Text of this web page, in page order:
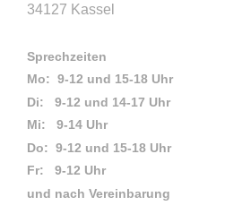
34127 Kassel
Sprechzeiten
Mo: 9-12 und 15-18 Uhr
Di: 9-12 und 14-17 Uhr
Mi: 9-14 Uhr
Do: 9-12 und 15-18 Uhr
Fr: 9-12 Uhr
und nach Vereinbarung